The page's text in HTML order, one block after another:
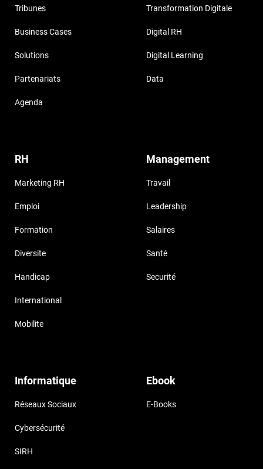
Tribunes
Business Cases
Solutions
Partenariats
Agenda
Transformation Digitale
Digital RH
Digital Learning
Data
RH
Marketing RH
Emploi
Formation
Diversite
Handicap
International
Mobilite
Management
Travail
Leadership
Salaires
Santé
Securité
Informatique
Réseaux Sociaux
Cybersécurité
SIRH
Ebook
E-Books